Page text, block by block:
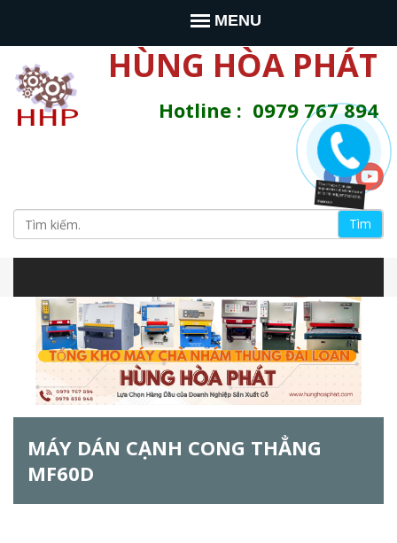
MENU
HÙNG HÒA PHÁT
Hotline : 0979 767 894
B
m
ẫ
T
m
s
e
MÁY DÁN CẠNH CONG THẲNG
MF60D